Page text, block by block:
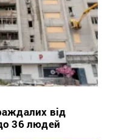
від
36 людей